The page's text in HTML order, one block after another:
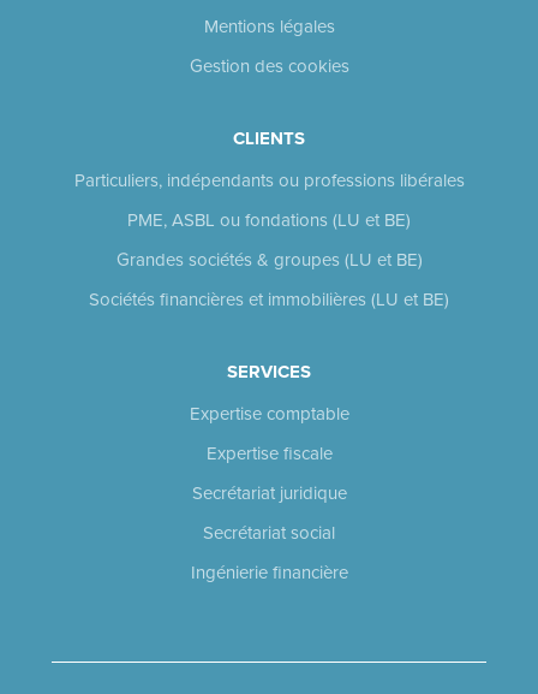
Mentions légales
Gestion des cookies
CLIENTS
Particuliers, indépendants ou professions libérales
PME, ASBL ou fondations (LU et BE)
Grandes sociétés & groupes (LU et BE)
Sociétés financières et immobilières (LU et BE)
SERVICES
Expertise comptable
Expertise fiscale
Secrétariat juridique
Secrétariat social
Ingénierie financière